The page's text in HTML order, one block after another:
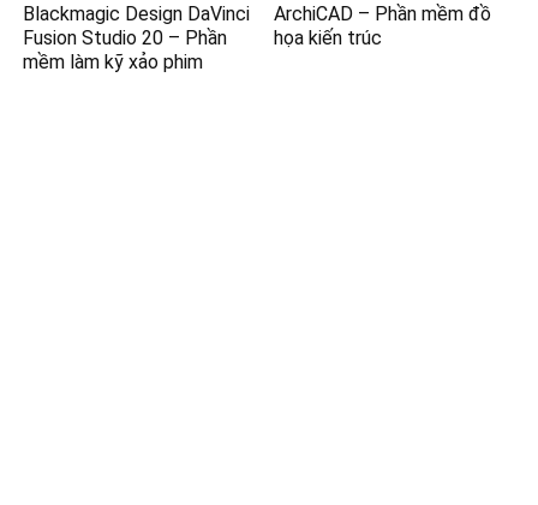
Blackmagic Design DaVinci
Fusion Studio 20 – Phần
mềm làm kỹ xảo phim
ArchiCAD – Phần mềm đồ
họa kiến trúc